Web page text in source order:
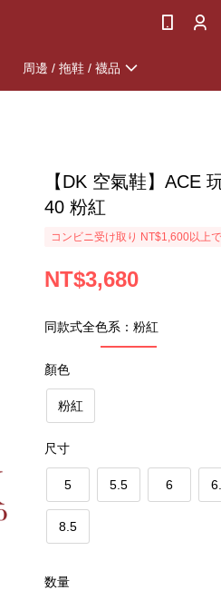
周邊 / 拖鞋 / 襪品
【DK 空氣鞋】ACE
40 粉紅
コンビニ受け取り NT$1,600以上
NT$3,680
同款式全色系：粉紅
顏色
粉紅
尺寸
5 5.5 6
8.5
数量